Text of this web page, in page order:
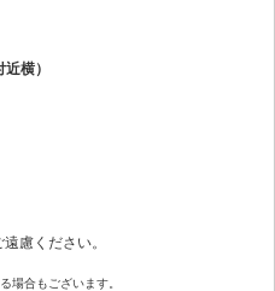
横）
慮ください。
場合もございます。